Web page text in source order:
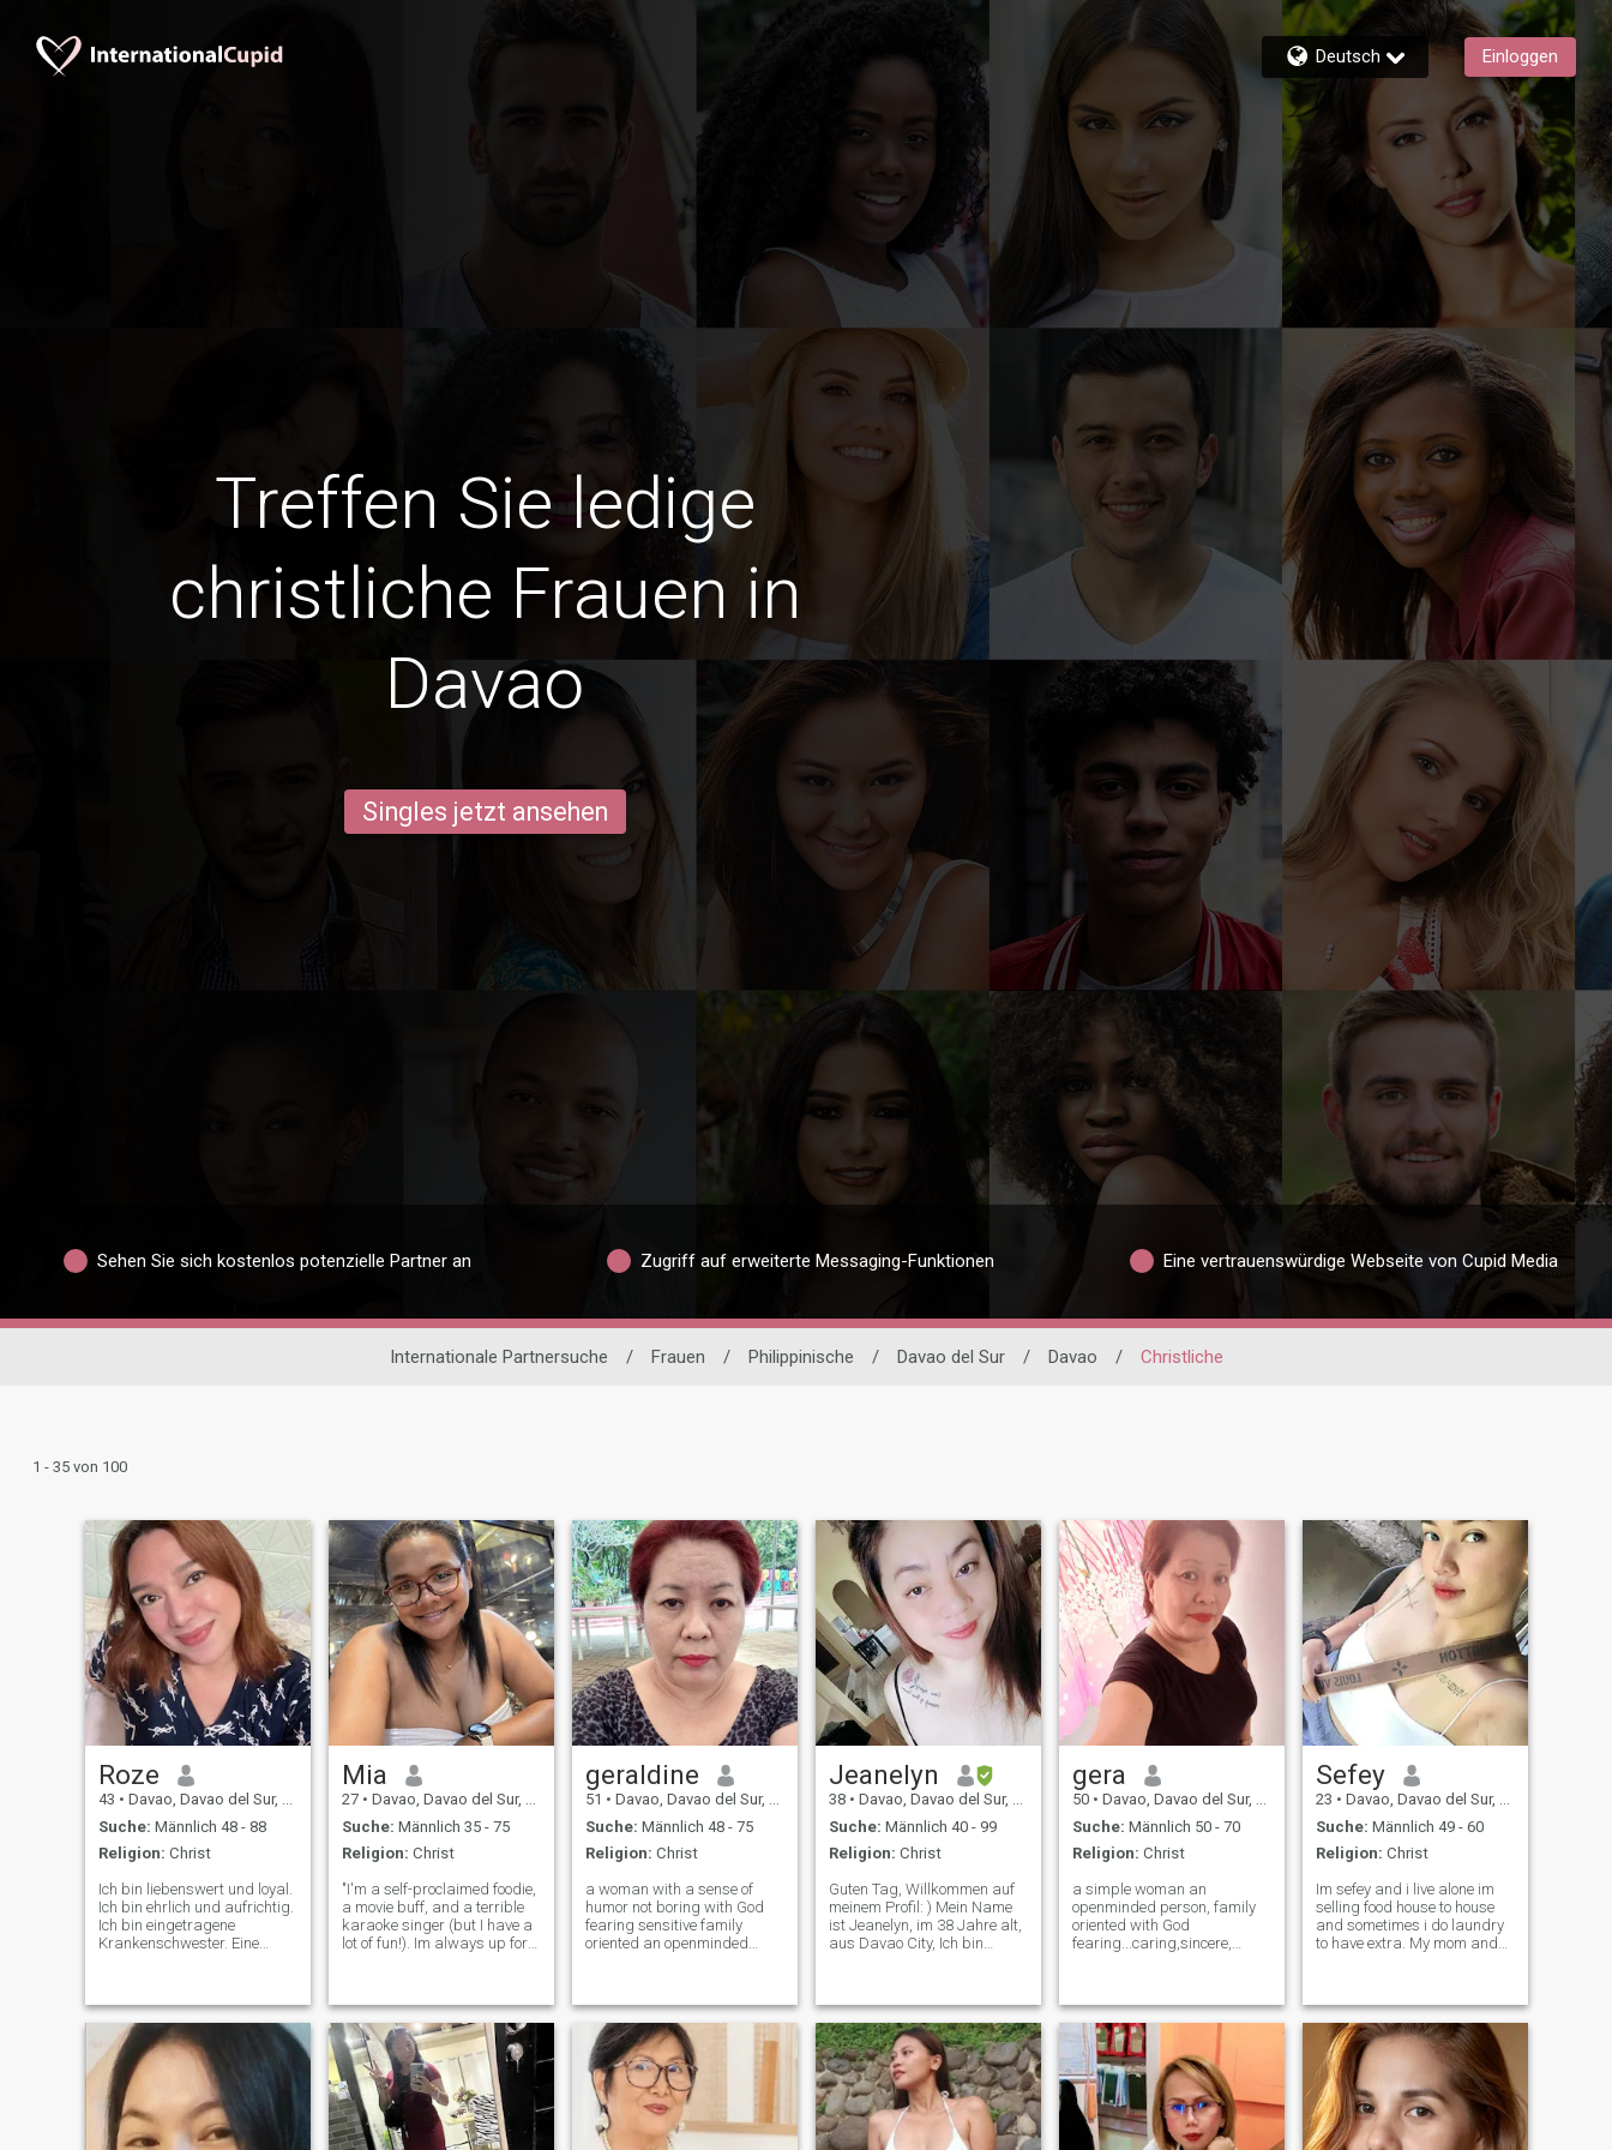
Deutsch Einloggen
Treffen Sie ledige
christliche Frauen in
Davao
Singles jetzt ansehen
Sehen Sie sich kostenlos potenzielle Partner an Zugriff auf erweiterte Messaging-Funktionen Eine vertrauenswürdige Webseite von Cupid Media
Internationale Partnersuche / Frauen / Philippinische / Davao del Sur / Davao / Christliche
1 - 35 von 100
Roze
43 • Davao, Davao del Sur, Philippinen
Suche: Männlich 48 - 88
Religion: Christ
Ich bin liebenswert und loyal.
Ich bin ehrlich und aufrichtig.
Ich bin eingetragene
Krankenschwester. Eine
freundlich. Ich koche gerne,
gucke Filme und gehe
einkaufen. Ich bin hier auf
der Suche nach einer
langfristigen
Liebesbeziehung, die zu
einer Ehe oder einer
lebenslangen Partnerschaft
Mia
27 • Davao, Davao del Sur, Philippinen
Suche: Männlich 35 - 75
Religion: Christ
"I'm a self-proclaimed foodie,
a movie buff, and a terrible
karaoke singer (but I have a
lot of fun!). Im always up for
geraldine
51 • Davao, Davao del Sur, Philippinen
Suche: Männlich 48 - 75
Religion: Christ
a woman with a sense of
humor not boring with God
fearing sensitive family
oriented an openminded
no dramas straight to the
point a coffee lover and
listening mellow musi
Jeanelyn
38 • Davao, Davao del Sur, Philippinen
Suche: Männlich 40 - 99
Religion: Christ
Guten Tag, Willkommen auf
meinem Profil: ) Mein Name
ist Jeanelyn, im 38 Jahre alt,
aus Davao City, Ich bin
Herz innen und außen
haben, eine Frau mit einer
einfachen Persönlichkeit,
aber süß: ) Ich bin seit 2
Jahren und eine Hälfte
Single, nachdem mein Ex
mich betrogen hat, als ich im
Ausland arbeitete, Meine
gera
50 • Davao, Davao del Sur, Philippinen
Suche: Männlich 50 - 70
Religion: Christ
a simple woman an
openminded person, family
oriented with God
fearing...caring,sincere,
food...no games no dramas
a transparent genuine, a
unique, looking for someone
who really
Sefey
23 • Davao, Davao del Sur, Philippinen
Suche: Männlich 49 - 60
Religion: Christ
Im sefey and i live alone im
selling food house to house
and sometimes i do laundry
to have extra. My mom and
in pagadian province. What i
want in life just simple